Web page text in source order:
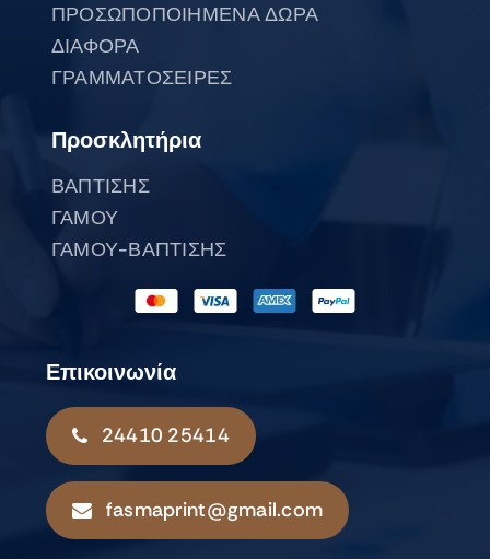
ΠΡΟΣΩΠΟΠΟΙΗΜΕΝΑ ΔΩΡΑ
ΔΙΑΦΟΡΑ
ΓΡΑΜΜΑΤΟΣΕΙΡΕΣ
Προσκλητήρια
ΒΑΠΤΙΣΗΣ
ΓΑΜΟΥ
ΓΑΜΟΥ-ΒΑΠΤΙΣΗΣ
Επικοινωνία
24410 25414
fasmaprint@gmail.com